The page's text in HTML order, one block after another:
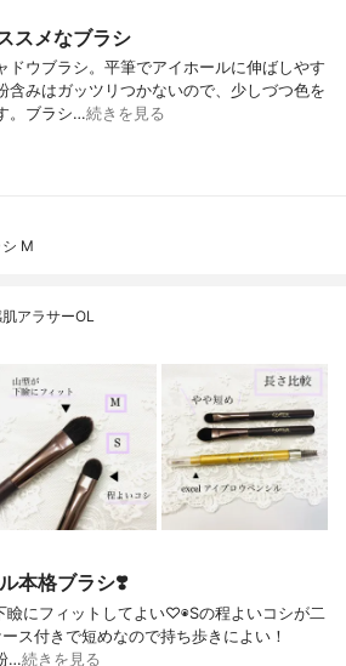
スメなブラシ
ドウブラシ。平筆でアイホールに伸ばしやす
含みはガッツリつかないので、少しづつ色を
。ブラシ…続きを見る
M
アラサーOL
本格ブラシ❣️
瞼にフィットしてよい♡◉Sの程よいコシが二
ス付きで短めなので持ち歩きによい！
…続きを見る